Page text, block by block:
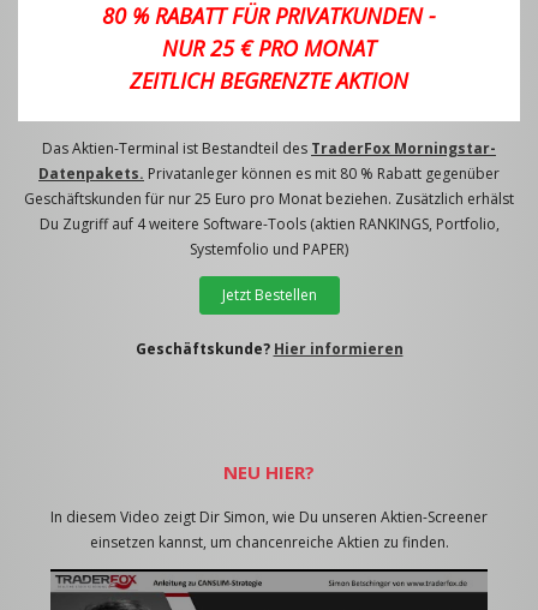
80 % RABATT FÜR PRIVATKUNDEN -
NUR 25 € PRO MONAT
ZEITLICH BEGRENZTE AKTION
Das Aktien-Terminal ist Bestandteil des TraderFox Morningstar-
Datenpakets. Privatanleger können es mit 80 % Rabatt gegenüber
Geschäftskunden für nur 25 Euro pro Monat beziehen. Zusätzlich erhälst
Du Zugriff auf 4 weitere Software-Tools (aktien RANKINGS, Portfolio,
Systemfolio und PAPER)
Jetzt Bestellen
Geschäftskunde? Hier informieren
NEU HIER?
In diesem Video zeigt Dir Simon, wie Du unseren Aktien-Screener
einsetzen kannst, um chancenreiche Aktien zu finden.